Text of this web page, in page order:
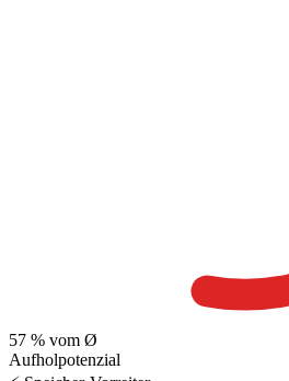
57 % vom Ø
Aufholpotenzial